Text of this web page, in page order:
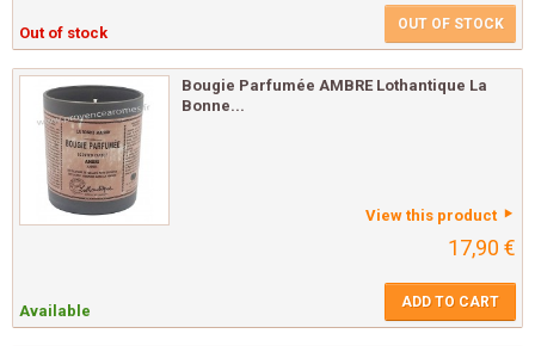
Out of stock OUT OF STOCK
Bougie Parfumée AMBRE Lothantique La
Bonne...
View this product
17,90 €
Available ADD TO CART